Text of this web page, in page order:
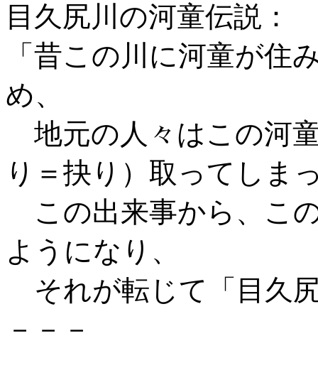
目久尻川の河童伝説：
「昔この川に河童が住
め、
地元の人々はこの河
り＝抉り）取ってしま
この出来事から、こ
ようになり、
それが転じて「目久
－－－